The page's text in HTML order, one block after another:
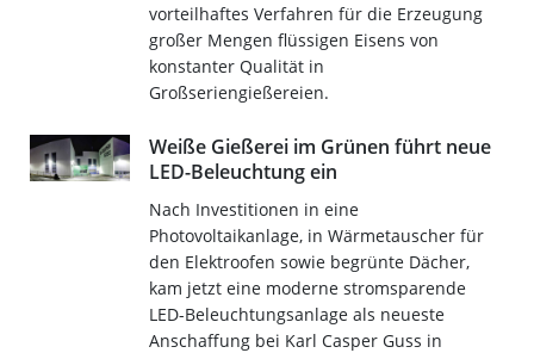
vorteilhaftes Verfahren für die Erzeugung
großer Mengen flüssigen Eisens von
konstanter Qualität in
Großseriengießereien.
Weiße Gießerei im Grünen führt neue
LED-Beleuchtung ein
Nach Investitionen in eine
Photovoltaikanlage, in Wärmetauscher für
den Elektroofen sowie begrünte Dächer,
kam jetzt eine moderne stromsparende
LED-Beleuchtungsanlage als neueste
Anschaffung bei Karl Casper Guss in